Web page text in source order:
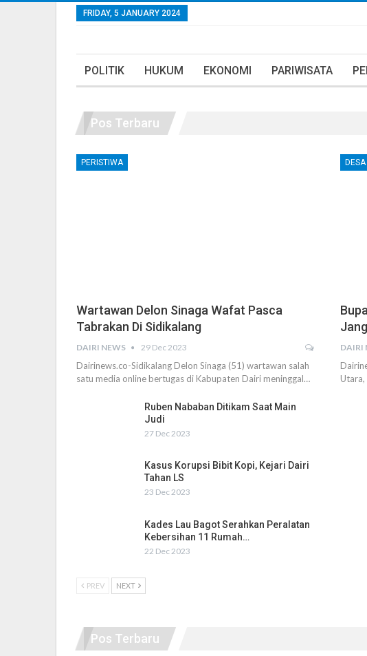
FRIDAY, 5 JANUARY 2024
POLITIK HUKUM EKONOMI PARIWISATA
Pos Terbaru
PERISTIWA
Wartawan Delon Sinaga Wafat Pasca
Tabrakan Di Sidikalang
DAIRI NEWS 29 Dec 2023
Dairinews.co-Sidikalang Delon Sinaga (51) wartawan salah
satu media online bertugas di Kabupaten Dairi meninggal…
DESA
DAIRI
Ruben Nababan Ditikam Saat Main
Judi
27 Dec 2023
Kasus Korupsi Bibit Kopi, Kejari Dairi
Tahan LS
23 Dec 2023
Kades Lau Bagot Serahkan Peralatan
Kebersihan 11 Rumah…
22 Dec 2023
PREV NEXT
Pos Terbaru